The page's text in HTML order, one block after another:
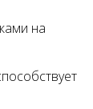
на